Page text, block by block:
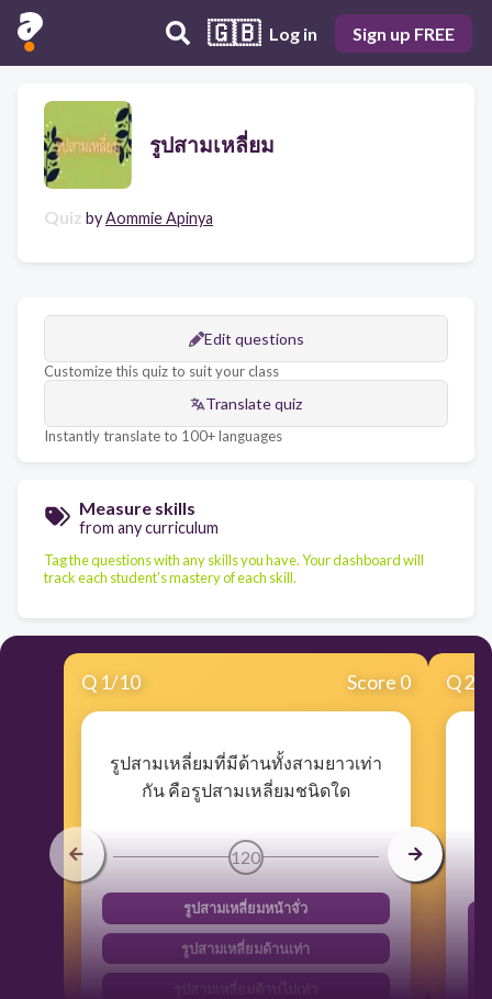
🇬🇧 Log in Sign up FREE
รูปสามเหลี่ยม
Quiz byAommie Apinya
Edit questions
Customize this quiz to suit your class
Translate quiz
Instantly translate to 100+ languages
Measure skills
from any curriculum
Tag the questions with any skills you have. Your dashboard will
track each student's mastery of each skill.
Q 1/10 Score 0
รูปสามเหลี่ยมที่มีด้านทั้งสามยาวเท่า
กัน คือรูปสามเหลี่ยมชนิดใด
120
รูปสามเหลี่ยมหน้าจั่ว
รูปสามเหลี่ยมด้านเท่า
รูปสามเหลี่ยมด้านไม่เท่า
Q2